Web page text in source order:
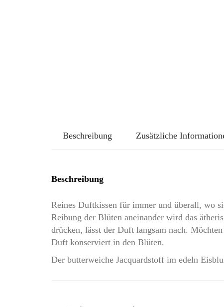
Beschreibung Zusätzliche
Beschreibung
Reines Duftkissen für immer und überall, wo
Reibung der Blüten aneinander wird das
drücken, lässt der Duft langsam nach.
Duft konserviert in den Blüten.
Der butterweiche Jacquardstoff im edeln